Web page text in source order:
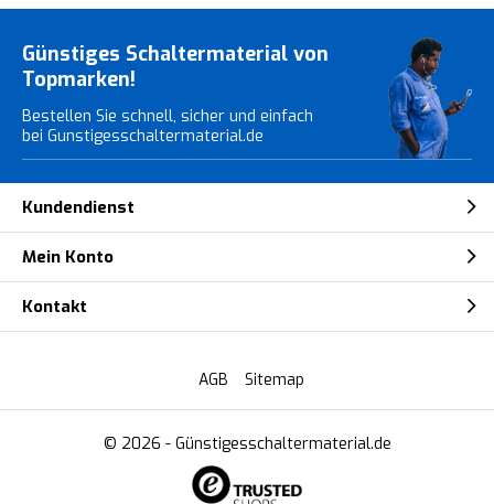
Günstiges Schaltermaterial von
Topmarken!
Bestellen Sie schnell, sicher und einfach
bei Gunstigesschaltermaterial.de
Kundendienst
Mein Konto
Kontakt
© 2026 - Günstigesschaltermaterial.de
AGB Sitemap